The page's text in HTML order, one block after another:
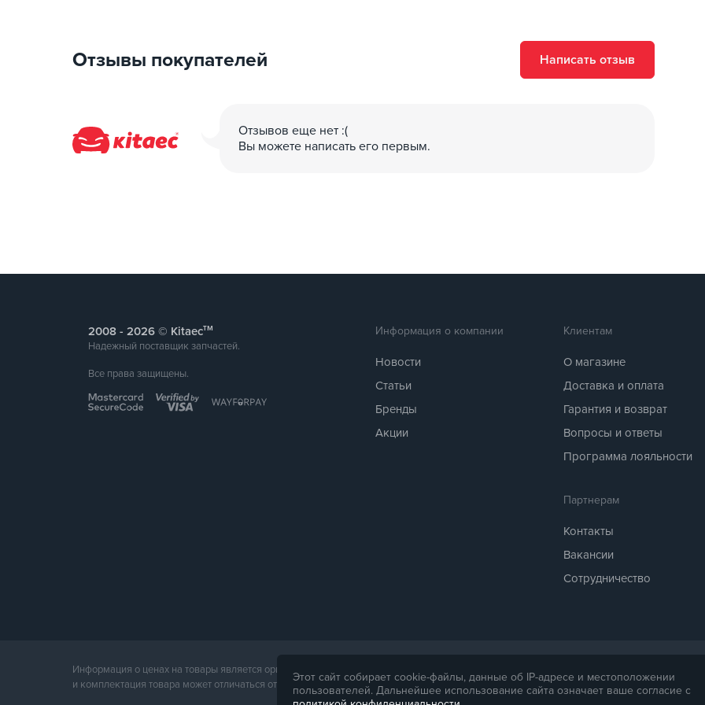
Оплата кредитной картой: Наша система управления позицией поддерживает клиринговые операции
Отзывы покупателей Написать отзыв
Отзывов еще нет :(
Вы можете написать его первым.
Информация о компании
Новости
Статьи
Бренды
Акции
Клиентам
О магазине
Доставка и оплата
Гарантия и возврат
Вопросы и ответы
Программа лояльности
Партнерам
Контакты
Вакансии
Сотрудничество
2008 - © Kitaecтм
Надежный поставщик запчастей.
Все права защищены.
Информация о ценах на товары является ориентировочной и предоставляется для справки. Точная стоимость товара будет названа
и комплектация товара может отличаться от его фотографии.
Этот сайт собирает cookie-файлы, данные об IP-адресе и местоположении
пользователей. Дальнейшее использование сайта означает ваше согласие с